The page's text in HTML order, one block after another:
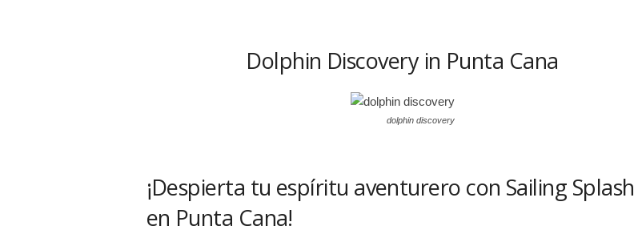
Dolphin Discovery in Punta Cana
dolphin discovery
¡Despierta tu espíritu aventurero con Sailing Splash
en Punta Cana!